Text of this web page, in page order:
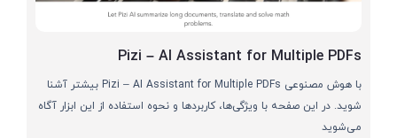
Pizi – AI Assistant for Multiple PDFs
با هوش مصنوعی Pizi – AI Assistant for Multiple PDFs بیشتر آشنا
شوید. در این صفحه با ویژگی‌ها، کاربردها و نحوه استفاده از این ابزار آگاه
می‌شوید